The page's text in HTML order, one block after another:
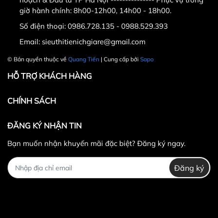
Tiến " .
- Điện thoại : 0986.728.135 ; 0988.52.93.93 .
- Email : sieuthitienichgiare@gmail.com
giờ hành chính: 8h00-12h00, 14h00 - 18h00.
Số điện thoại: 0986.728.135 - 0988.529.393
Email: sieuthitienichgiare@gmail.com
© Bản quyền thuộc về Quang Tiến | Cung cấp bởi Sapo
HỖ TRỢ KHÁCH HÀNG
CHÍNH SÁCH
ĐĂNG KÝ NHẬN TIN
Bạn muốn nhận khuyến mãi đặc biệt? Đăng ký ngay.
Đăng ký